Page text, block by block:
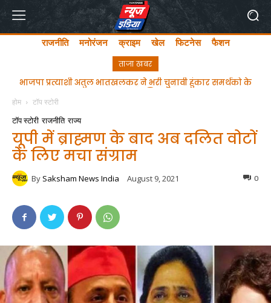
राजनीति मनोरंजन क्राइम खेल फिटनेस फैशन
ताजा खबर
ghgfhfghfghgfhgfhf
होम टॉप स्टोरी
टॉप स्टोरी राजनीति राज्य
यूपी में ब्राह्मण के बाद अब दलित वोटों
के लिए मचा संग्राम
By Saksham News India August 9, 2021 0